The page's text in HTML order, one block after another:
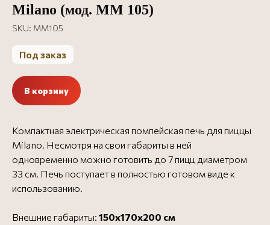
Milano (мод. MM 105)
SKU: MM105
Под заказ
В корзину
Компактная электрическая помпейская печь для пиццы
Milano. Несмотря на свои габариты в ней
одновременно можно готовить до 7 пицц диаметром
33 см. Печь поступает в полностью готовом виде к
использованию.
Внешние габариты: 150х170х200 см